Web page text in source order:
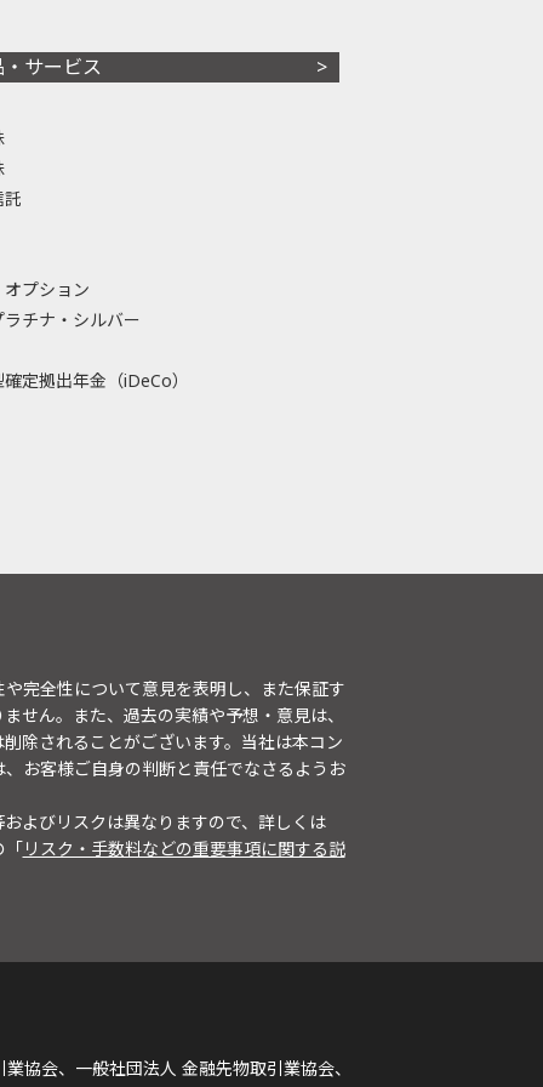
・サービス
託
プション
ラチナ・シルバー
定拠出年金（iDeCo）
完全性について意見を表明し、また保証す
せん。また、過去の実績や予想・意見は、
除されることがございます。当社は本コン
お客様ご自身の判断と責任でなさるようお
よびリスクは異なりますので、詳しくは
「リスク・手数料などの重要事項に関する説
協会、一般社団法人 金融先物取引業協会、